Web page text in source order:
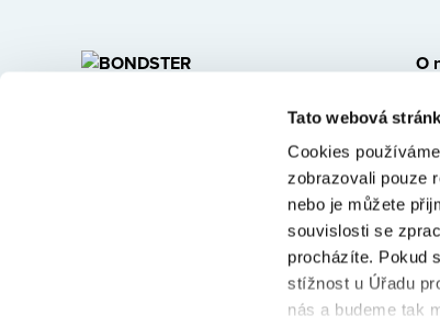
Tato webová
Cookies
zobrazovali pouze
nebo je můžete
souvislosti se
procházíte. Pokud
stížnost u Úřadu
nás a budeme tak
O
BONDSTER Marketplace s.r.o.
U Libeňského pivovaru 63/2
© 2026 Bondster Marketplace